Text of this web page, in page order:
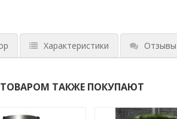
Характеристики Отзывы
ТАКЖЕ ПОКУПАЮТ